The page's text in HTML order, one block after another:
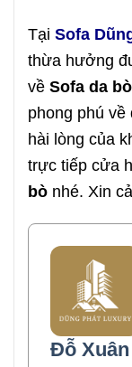
Tại Sofa
thừa hưởng
về Sofa da
phong phú
hài lòng của
trực tiếp cửa
bò nhé. Xin
Đỗ